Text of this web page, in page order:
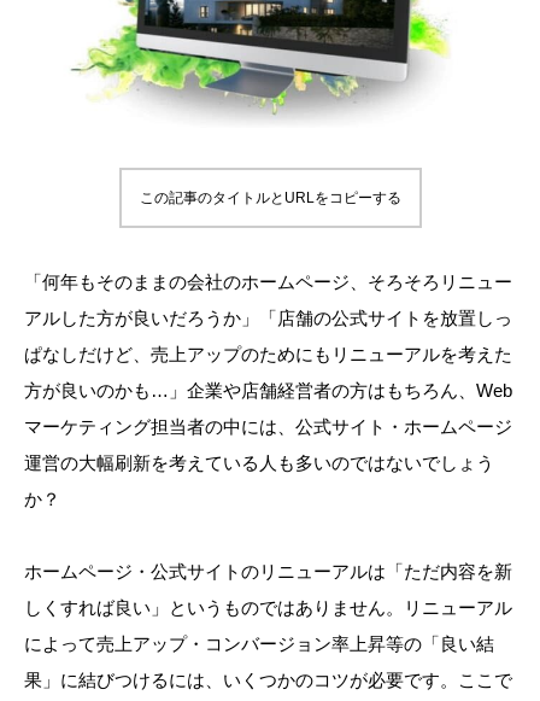
この記事のタイトルとURLをコピーする
「何年もそのままの会社のホームページ、そろそろリニュー
アルした方が良いだろうか」「店舗の公式サイトを放置しっ
ぱなしだけど、売上アップのためにもリニューアルを考えた
方が良いのかも…」企業や店舗経営者の方はもちろん、Web
マーケティング担当者の中には、公式サイト・ホームページ
運営の大幅刷新を考えている人も多いのではないでしょう
か？
ホームページ・公式サイトのリニューアルは「ただ内容を新
しくすれば良い」というものではありません。リニューアル
によって売上アップ・コンバージョン率上昇等の「良い結
果」に結びつけるには、いくつかのコツが必要です。ここで